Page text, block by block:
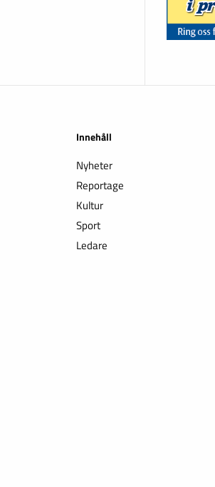
Innehåll
Nyheter
Reportage
Kultur
Sport
Ledare